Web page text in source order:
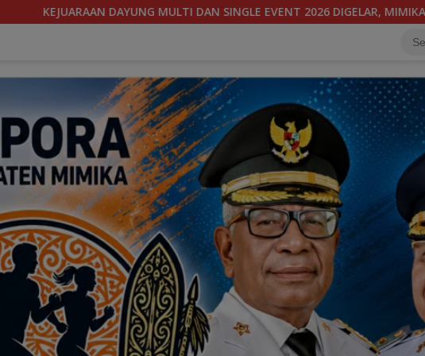
EVENT 2026 DIGELAR, MIMIKA SIAPKAN BIBIT ATLET BERPRESTASI SEJAK DINI